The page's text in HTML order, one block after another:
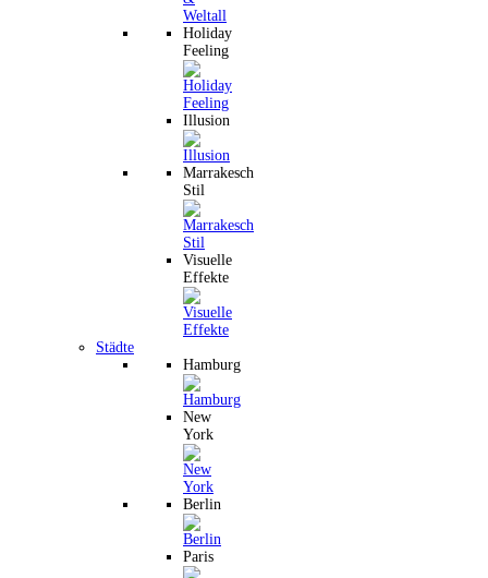
Holiday
Feeling
Illusion
Marrakesch
Stil
Visuelle
Effekte
Städte
Hamburg
New
York
Berlin
Paris